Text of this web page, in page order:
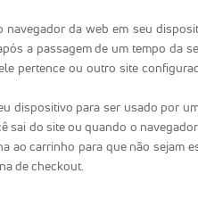
da web em seu
a passagem de um tempo
pertence ou outro site
dispositivo para ser usado por
sai do site ou quando o
ao carrinho para que não
de checkout.